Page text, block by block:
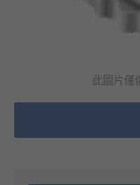
此圖片僅